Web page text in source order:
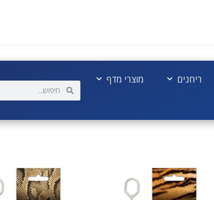
ריחנים
מוצרי מדף